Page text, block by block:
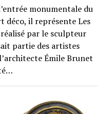
monumentale du
déco, il représente Les
par le sculpteur
partie des artistes
Émile Brunet